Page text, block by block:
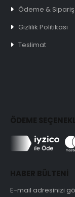
Ödeme & Sipariş
Gizlilik Politikası
Teslimat
ÖDEME
HABER BÜLTENİ
E-mail adresinizi